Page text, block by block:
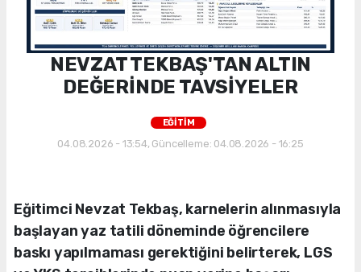
NEVZAT TEKBAŞ'TAN ALTIN
DEĞERİNDE TAVSİYELER
EĞİTİM
04.08.2026 - 13:54, Güncelleme: 04.08.2026 - 16:25
Eğitimci Nevzat Tekbaş, karnelerin alınmasıyla
başlayan yaz tatili döneminde öğrencilere
baskı yapılmaması gerektiğini belirterek, LGS